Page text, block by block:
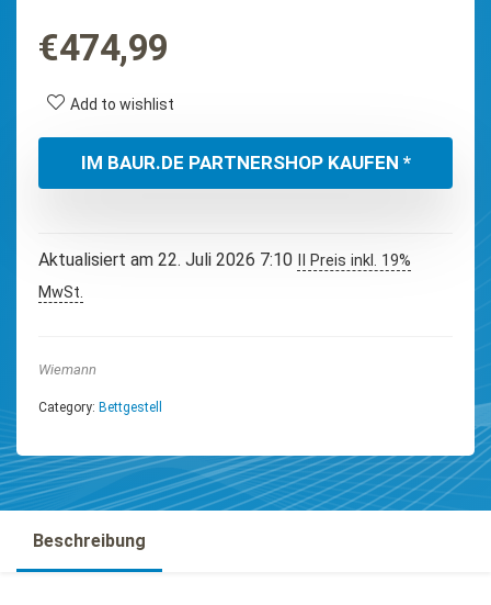
€474,99
Add to wishlist
IM BAUR.DE PARTNERSHOP KAUFEN *
Aktualisiert am 22. Juli 2026 7:10
II Preis inkl. 19%
MwSt.
Wiemann
Category: Bettgestell
Beschreibung